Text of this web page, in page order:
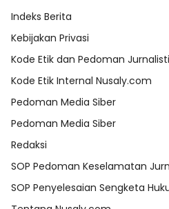
Indeks Berita
Kebijakan Privasi
Kode Etik dan Pedoman
Kode Etik Internal Nusaly.com
Pedoman Media Siber
Pedoman Media Siber
Redaksi
SOP Pedoman Keselamatan
SOP Penyelesaian Sengketa